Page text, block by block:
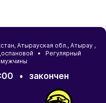
, Атырауская обл., Атырау ,
• Регулярный
мужчины
• закончен